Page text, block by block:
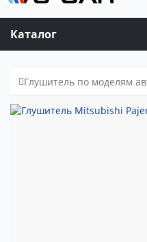
Каталог
Глушитель по моделям